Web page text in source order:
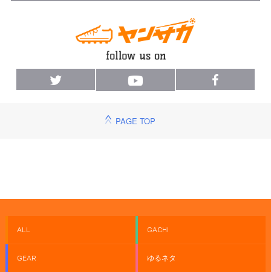
PAGE TOP
ALL GACHI
GEAR ゆるネタ